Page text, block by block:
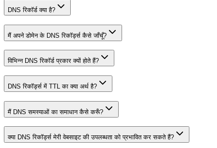
DNS रिकॉर्ड क्या है?
मैं अपने डोमेन के DNS रिकॉर्ड्स कैसे जाँचूँ?
विभिन्न DNS रिकॉर्ड प्रकार क्यों होते हैं?
DNS रिकॉर्ड्स में TTL का क्या अर्थ है?
मैं DNS समस्याओं का समाधान कैसे करूँ?
क्या DNS रिकॉर्ड्स मेरी वेबसाइट की उपलब्धता को प्रभावित कर सकते हैं?